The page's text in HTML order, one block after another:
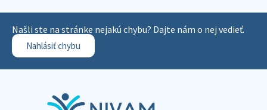
Našli ste na stránke nejakú chybu? Dajte nám o nej vedieť.
Nahlásiť chybu